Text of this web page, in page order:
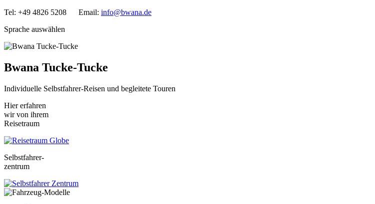
Tel: +49 4826 5208 Email: info@bwana.de
Sprache auswählen
Bwana Tucke-Tucke
Individuelle Selbstfahrer-Reisen und begleitete Touren
Hier erfahren
wir von ihrem
Reisetraum
Selbstfahrer-
zentrum